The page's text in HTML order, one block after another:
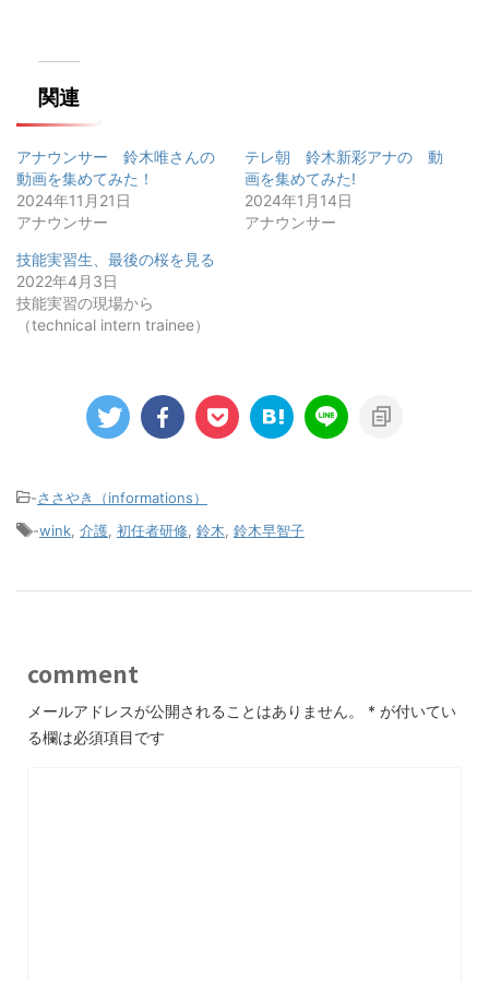
関連
アナウンサー 鈴木唯さんの
動画を集めてみた！
2024年11月21日
アナウンサー
テレ朝 鈴木新彩アナの゙動
画を集めてみた!
2024年1月14日
アナウンサー
技能実習生、最後の桜を見る
2022年4月3日
技能実習の現場から
（technical intern trainee）
-ささやき（informations）
-wink 介護 初任者研修 鈴木 鈴木早智子
comment
メールアドレスが公開されることはありません。 * が付いてい
る欄は必須項目です